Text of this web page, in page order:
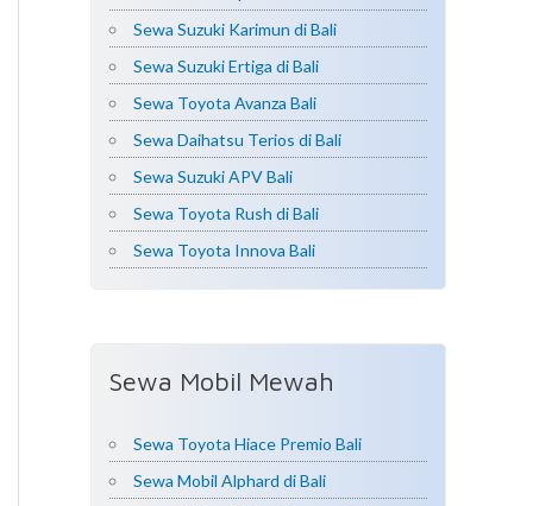
Sewa Suzuki Karimun di Bali
Sewa Suzuki Ertiga di Bali
Sewa Toyota Avanza Bali
Sewa Daihatsu Terios di Bali
Sewa Suzuki APV Bali
Sewa Toyota Rush di Bali
Sewa Toyota Innova Bali
Sewa Mobil Mewah
Sewa Toyota Hiace Premio Bali
Sewa Mobil Alphard di Bali